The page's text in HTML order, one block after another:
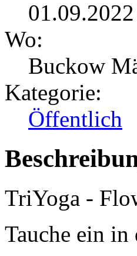
Wo:
Buckow
Kategorie:
Öffentlich
TriYoga -
Tauche ein